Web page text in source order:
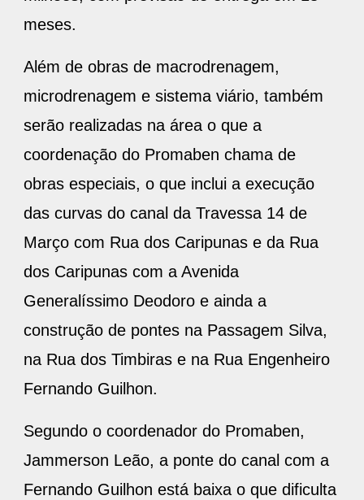
meses.
Além de obras de macrodrenagem,
microdrenagem e sistema viário, também
serão realizadas na área o que a
coordenação do Promaben chama de
obras especiais, o que inclui a execução
das curvas do canal da Travessa 14 de
Março com Rua dos Caripunas e da Rua
dos Caripunas com a Avenida
Generalíssimo Deodoro e ainda a
construção de pontes na Passagem Silva,
na Rua dos Timbiras e na Rua Engenheiro
Fernando Guilhon.
Segundo o coordenador do Promaben,
Jammerson Leão, a ponte do canal com a
Fernando Guilhon está baixa o que dificulta